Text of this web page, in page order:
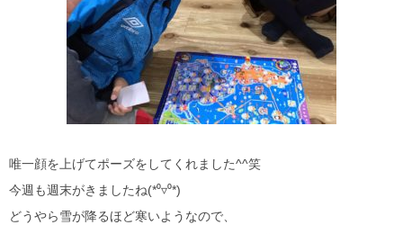
唯一顔を上げてポーズをしてくれました^^笑
今週も週末がきましたね(*⁰▿⁰*)
どうやら雪が降るほど寒いようなので、